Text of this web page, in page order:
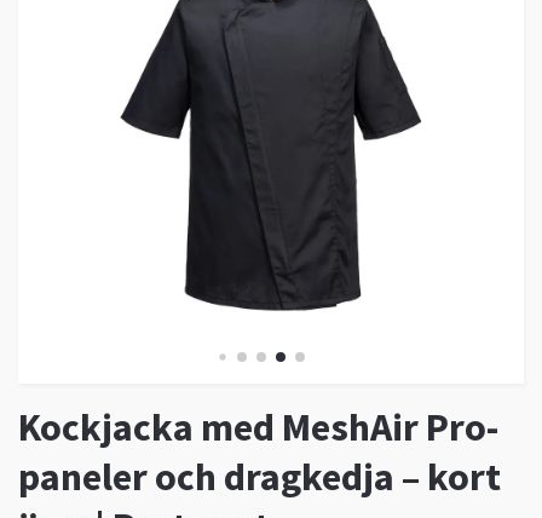
Kockjacka med MeshAir Pro-
paneler och dragkedja – kort